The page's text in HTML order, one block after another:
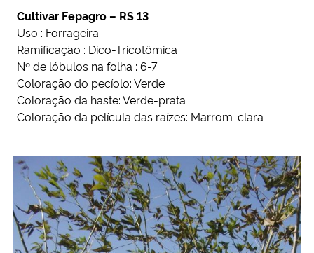
Ministério da Cidadania
Ministério da Saúde
Ministério de Minas e Energia
Ministério do Meio Ambiente
Ministério do Turismo
Ministério do Desenvolvimento Regional
Cultivar Fepagro – RS 13
Uso : Forrageira
Ramificação : Dico-Tricotômica
Nº de lóbulos na folha : 6-7
Coloração do pecíolo: Verde
Coloração da haste: Verde-prata
Coloração da película das raízes: Marrom-clara